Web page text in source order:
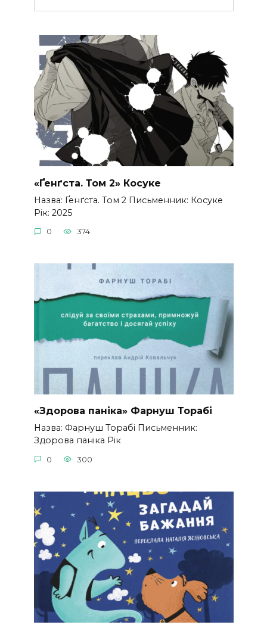
«Ґенґста. Том 2» Косуке
Назва: Ґенґста. Том 2 Письменник: Косуке
Рік: 2025
0 374
«Здорова паніка» Фарнуш Торабі
Назва: Фарнуш Торабі Письменник:
Здорова паніка Рік
0 300